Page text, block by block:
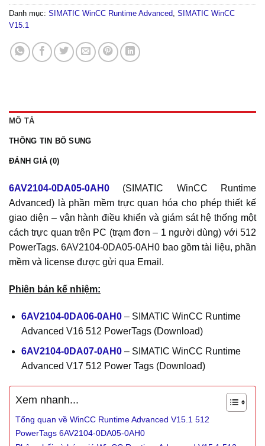
Danh mục: SIMATIC WinCC Runtime Advanced SIMATIC WinCC
V15.1
MÔ TẢ
THÔNG TIN BỔ SUNG
ĐÁNH GIÁ (0)
6AV2104-0DA05-0AH0 (SIMATIC WinCC Runtime
Advanced) là phần mềm trực quan hóa cho phép thiết kế
giao diện – vận hành điều khiển và giám sát hệ thống một
cách trực quan trên PC (trạm đơn – 1 người dùng) với 512
PowerTags. 6AV2104-0DA05-0AH0 bao gồm tài liệu, phần
mềm và license được gửi qua Email.
Phiên bản kế nhiệm:
6AV2104-0DA06-0AH0– SIMATIC WinCC Runtime
Advanced V16 512 PowerTags (Download)
6AV2104-0DA07-0AH0– SIMATIC WinCC Runtime
Advanced V17 512 Power Tags (Download)
Xem nhanh...
Tổng quan về WinCC Runtime Advanced V15.1 512
PowerTags 6AV2104-0DA05-0AH0